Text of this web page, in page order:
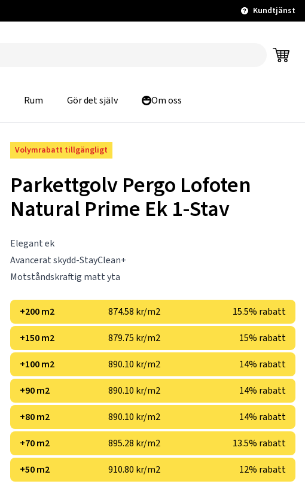
Kundtjänst
Rum Gör det själv Om oss
Volymrabatt tillgängligt
Parkettgolv Pergo Lofoten
Natural Prime Ek 1-Stav
Elegant ek
Avancerat skydd-StayClean+
Motståndskraftig matt yta
+200 m2 874.58 kr/m2 15.5% rabatt
+150 m2 879.75 kr/m2 15% rabatt
+100 m2 890.10 kr/m2 14% rabatt
+90 m2 890.10 kr/m2 14% rabatt
+80 m2 890.10 kr/m2 14% rabatt
+70 m2 895.28 kr/m2 13.5% rabatt
+50 m2 910.80 kr/m2 12% rabatt